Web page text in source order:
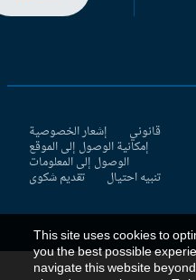
قانوني إشعار الخصوصية
إمكانية الوصول إلى الموقع
الوصول إلى المعلومات
تنبيه احتيال تقديم شكوى
This site uses cookies to
you the best possible
navigate this website